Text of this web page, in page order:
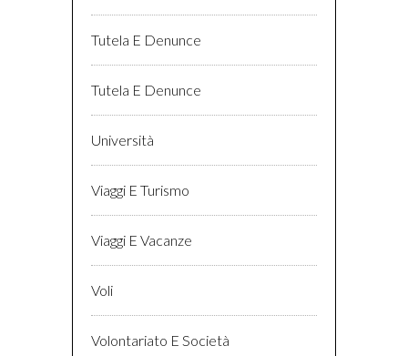
Tutela E Denunce
Tutela E Denunce
Università
Viaggi E Turismo
Viaggi E Vacanze
Voli
Volontariato E Società